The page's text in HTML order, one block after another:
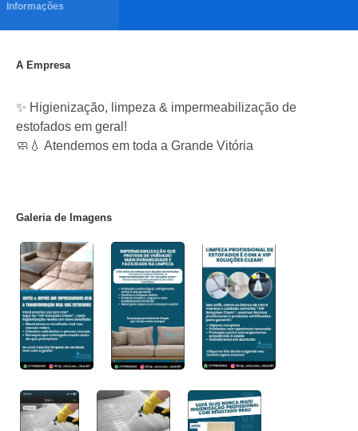
Informações
A Empresa
✨ Higienização, limpeza & impermeabilização de
estofados em geral!
🧼💧 Atendemos em toda a Grande Vitória
Galeria de Imagens